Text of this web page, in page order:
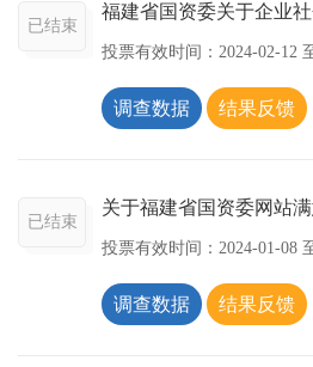
已结束
福建省国资委关于企业
投票有效时间： 2024-02-12
调查数据 结果反馈
已结束
关于福建省国资委网站
投票有效时间： 2024-01-08
调查数据 结果反馈